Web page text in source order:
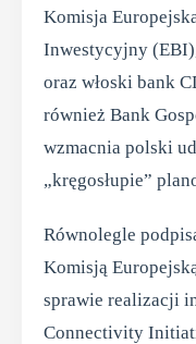
Komisja
Inwestycyjny
oraz włoski bank
również Bank
wzmacnia polski
„kręgosłupie”
Równolegle
Komisją
sprawie realizacji
Connectivity